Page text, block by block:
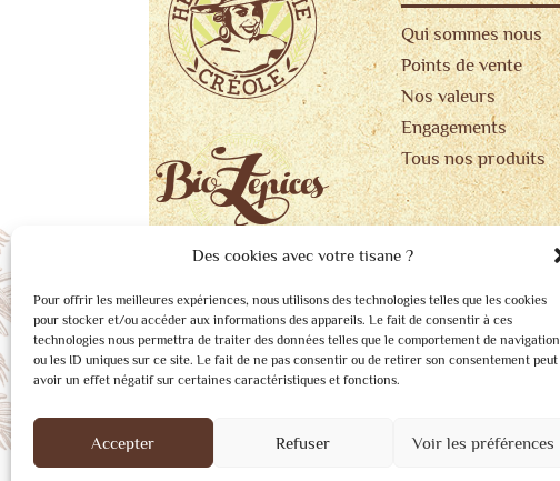
Des cookies avec votre tisane ?
Pour offrir les meilleures expériences, nous utilisons des technologies telles que les cookies
pour stocker et/ou accéder aux informations des appareils. Le fait de consentir à ces
technologies nous permettra de traiter des données telles que le comportement de navigation
ou les ID uniques sur ce site. Le fait de ne pas consentir ou de retirer son consentement peut
avoir un effet négatif sur certaines caractéristiques et fonctions.
Accepter Refuser Voir les préférences
Qui sommes nous
Points de vente
Nos valeurs
Engagements
Tous nos produits